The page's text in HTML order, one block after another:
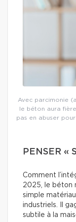
Avec parcimonie
le béton aura
pas en abuser
PENSER «
Comment
2025, le béton
simple
industriels. Il
subtile à la